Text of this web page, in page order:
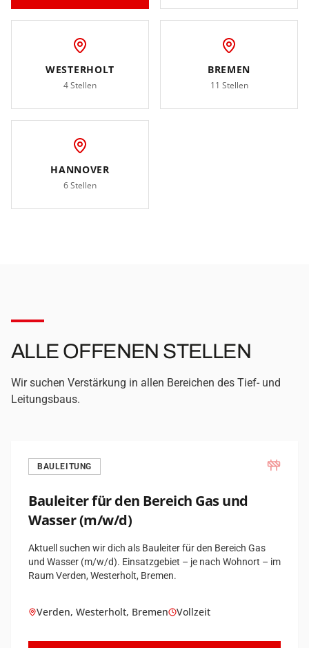
WESTERHOLT
4 Stellen
BREMEN
11 Stellen
HANNOVER
6 Stellen
ALLE OFFENEN STELLEN
Wir suchen Verstärkung in allen Bereichen des Tief- und
Leitungsbaus.
BAULEITUNG
Bauleiter für den Bereich Gas und
Wasser (m/w/d)
Aktuell suchen wir dich als Bauleiter für den Bereich Gas
und Wasser (m/w/d). Einsatzgebiet – je nach Wohnort – im
Raum Verden, Westerholt, Bremen.
Verden, Westerholt, Bremen Vollzeit